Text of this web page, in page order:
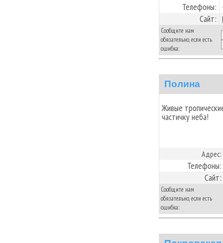
Телефоны:
Сайт:
Сообщите нам
обязательно, если есть
ошибка:
Полина
Живые
частичку неба!
Адрес:
Телефоны:
Сайт:
Сообщите нам
обязательно, если есть
ошибка: